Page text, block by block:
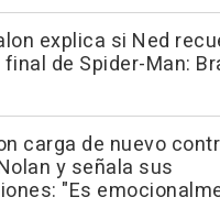
explica si Ned
de Spider-Man:
carga de nuevo
y señala sus
"Es